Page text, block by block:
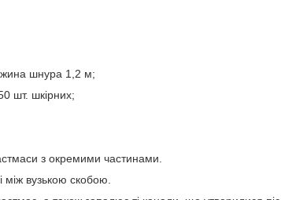
шнура 1,2 м;
шт. шкірних;
з окремими частинами.
між вузькою скобою.